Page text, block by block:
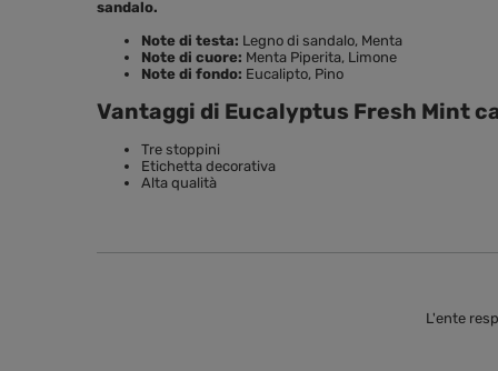
sandalo.
Note di testa: Legno di sandalo, Menta
Note di cuore: Menta Piperita, Limone
Note di fondo: Eucalipto, Pino
Vantaggi di Eucalyptus Fresh Mint
Tre stoppini
Etichetta decorativa
Alta qualità
L'ente